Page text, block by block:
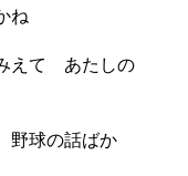
ね
えて あたしの
球の話ばか